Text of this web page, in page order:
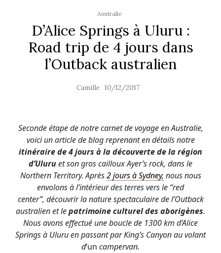
Australie
D’Alice Springs à Uluru :
Road trip de 4 jours dans
l’Outback australien
Camille 10/12/2017
Seconde étape de notre carnet de voyage en Australie,
voici un article de blog reprenant en détails notre
itinéraire de 4 jours à la découverte de la région
d’Uluruet son gros cailloux Ayer’s rock, dans le
Northern Territory. Après2 jours à Sydney, nous nous
envolons à l’intérieur des terres vers le “red
center”, découvrir la nature spectaculaire de l’Outback
australien et lepatrimoine culturel des aborigènes.
Nous avons effectué une boucle de 1300 km d’Alice
Springs à Uluru en passant par King’s Canyon au volant
d‘un campervan.